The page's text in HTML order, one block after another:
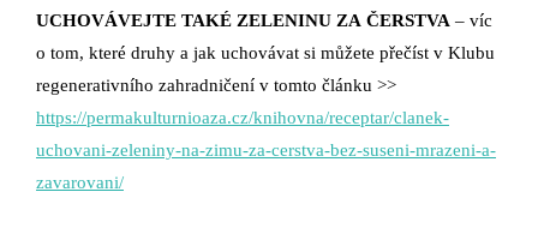
UCHOVÁVEJTE TAKÉ ZELENINU ZA ČERSTVA – víc
o tom, které druhy a jak uchovávat si můžete přečíst v Klubu
regenerativního zahradničení v tomto článku >>
https://permakulturnioaza.cz/knihovna/receptar/clanek-
uchovani-zeleniny-na-zimu-za-cerstva-bez-suseni-mrazeni-a-
zavarovani/